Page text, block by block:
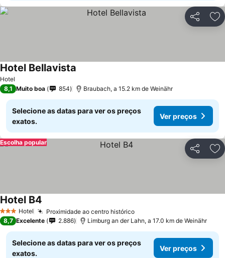
Partilhar
Hotel
Hotel Bellavista
8,1 Muito boa 854 Braubach, a 15.2 km de Weinähr
Selecione as datas para ver os preços
exatos.
Ver preços
Partilhar
Escolha popular
3 EstrelasHotel Proximidade ao centro histórico
Hotel B4
8,7 Excelente 2.886 Limburg an der Lahn, a 17.0 km de Weinähr
Selecione as datas para ver os preços
exatos.
Ver preços